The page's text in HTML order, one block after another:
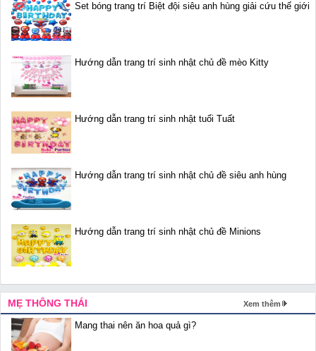
Set bóng trang trí Biệt đội siêu anh hùng giải cứu thế giới
Hướng dẫn trang trí sinh nhật chủ đề mèo Kitty
Hướng dẫn trang trí sinh nhật tuổi Tuất
Hướng dẫn trang trí sinh nhật chủ đề siêu anh hùng
Hướng dẫn trang trí sinh nhật chủ đề Minions
MẸ THÔNG THÁI Xem thêm
Mang thai nên ăn hoa quả gì?